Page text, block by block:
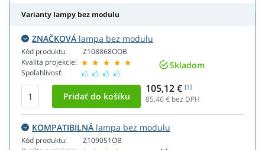
Varianty lampy bez modulu
ZNAČKOVÁ lampa bez modulu
Kód produktu:
Kvalita projekcie:
Spoľahlivosť:
Z108868OOB
Skladom
105,12 € [1]
85,46€ bez DPH
KOMPATIBILNÁ lampa bez modulu
Kód produktu:
Z109051OB